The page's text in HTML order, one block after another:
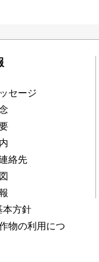
セージ
絡先
本方針
物の利用につ